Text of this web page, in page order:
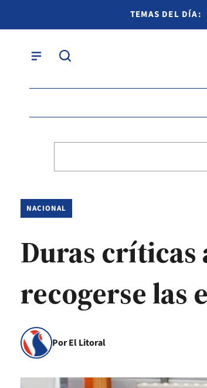
TEMAS DEL DÍA:
NACIONAL
Duras críticas
recogerse las
Por El Litoral